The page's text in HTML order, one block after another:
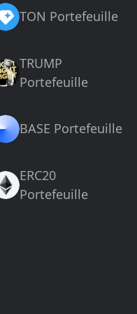
TON Portefeuille
TRUMP
Portefeuille
BASE Portefeuille
ERC20
Portefeuille